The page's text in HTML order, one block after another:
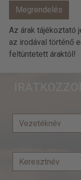
Az árak tájékoztató
az irodával történő
feltüntetett áraktól!